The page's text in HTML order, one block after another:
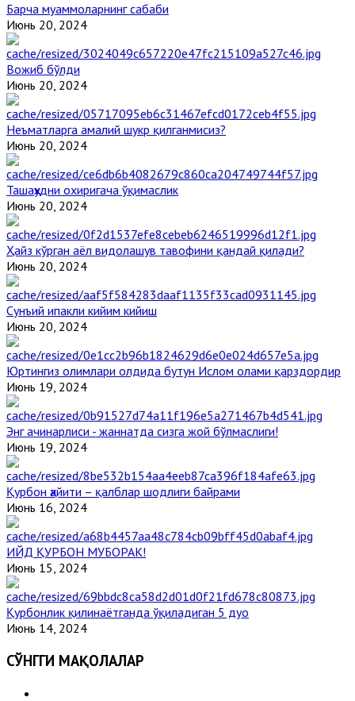
Барча муаммоларнинг сабаби
Июнь 20, 2024
Вожиб бўлди
Июнь 20, 2024
Неъматларга амалий шукр қилганмисиз?
Июнь 20, 2024
Ташаҳҳудни охиригача ўқимаслик
Июнь 20, 2024
Ҳайз кўрган аёл видолашув тавофини қандай қилади?
Июнь 20, 2024
Сунъий ипакли кийим кийиш
Июнь 20, 2024
Юртингиз олимлари олдида бутун Ислом олами қарздордир
Июнь 19, 2024
Энг ачинарлиси - жаннатда сизга жой бўлмаслиги!
Июнь 19, 2024
Қурбон ҳайити – қалблар шодлиги байрами
Июнь 16, 2024
ИЙД ҚУРБОН МУБОРАК!
Июнь 15, 2024
Қурбонлик қилинаётганда ўқиладиган 5 дуо
Июнь 14, 2024
СЎНГГИ МАҚОЛАЛАР